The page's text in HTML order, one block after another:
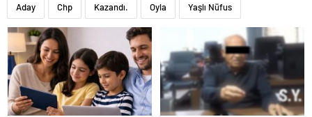
Aday Chp Kazandı. Oyla Yaşlı Nüfus